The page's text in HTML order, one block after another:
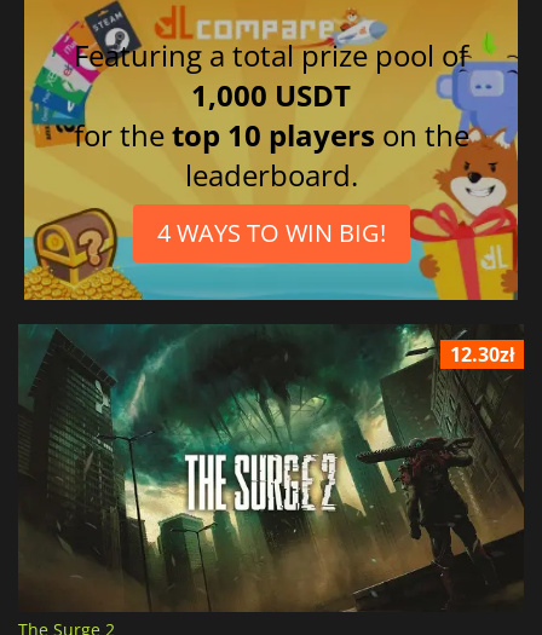
Featuring a total prize pool of
1,000 USDT
for thetop 10 players on the
leaderboard.
4 WAYS TO WIN BIG!
12.30zł
The Surge 2